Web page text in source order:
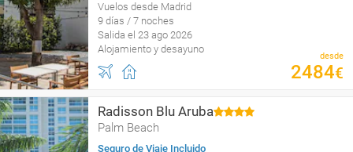
Vuelos desde Madrid
9 días / 7 noches
Salida el 23 ago 2026
Alojamiento y desayuno
desde
2484€
Radisson Blu Aruba
Palm Beach
Seguro de Viaje Incluido